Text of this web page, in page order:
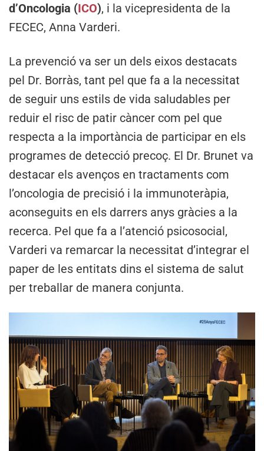
d’Oncologia (ICO), i la vicepresidenta de la
FECEC, Anna Varderi.
La prevenció va ser un dels eixos destacats
pel Dr. Borràs, tant pel que fa a la necessitat
de seguir uns estils de vida saludables per
reduir el risc de patir càncer com pel que
respecta a la importància de participar en els
programes de detecció precoç. El Dr. Brunet va
destacar els avenços en tractaments com
l’oncologia de precisió i la immunoteràpia,
aconseguits en els darrers anys gràcies a la
recerca. Pel que fa a l’atenció psicosocial,
Varderi va remarcar la necessitat d’integrar el
paper de les entitats dins el sistema de salut
per treballar de manera conjunta.